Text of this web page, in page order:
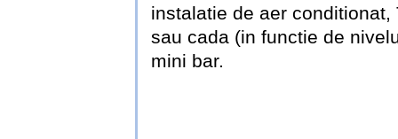
instalatie de aer
sau cada (in functie de
mini bar.